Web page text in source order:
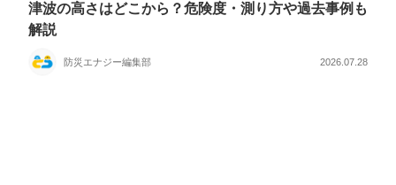
津波の高さはどこから？危険度・測り方や過去事例も
解説
防災エナジー編集部 2026.07.28